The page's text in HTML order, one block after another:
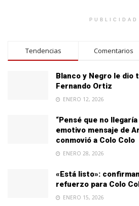
PUBLICIDAD
Tendencias Comentarios
Blanco y Negro le dio
Fernando Ortiz
ENERO 12, 2026
“Pensé que no
emotivo mensaje de
conmovió a Colo Colo
ENERO 28, 2026
«Está listo»:
refuerzo para Colo
ENERO 15, 2026